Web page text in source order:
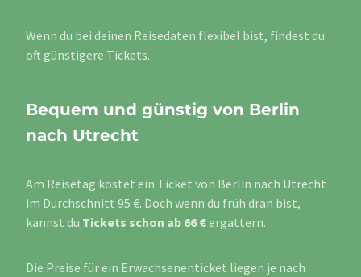
Wenn du bei deinen Reisedaten flexibel bist, findest du
oft günstigere Tickets.
Bequem und günstig von Berlin
nach Utrecht
Am Reisetag kostet ein Ticket von Berlin nach Utrecht
im Durchschnitt 95 €. Doch wenn du früh dran bist,
kannst du Tickets schon ab 66 €ergattern.
Die Preise für ein Erwachsenenticket liegen je nach